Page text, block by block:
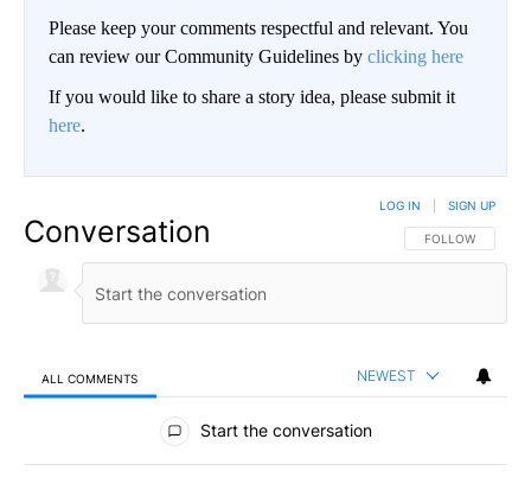
Please keep your comments respectful and relevant. You
can review our Community Guidelines by clicking here
If you would like to share a story idea, please submit it
here.
Conversation FOLLOW THIS
FOLLOW
LOG IN SIGN UP
ALL COMMENTS NEWEST
All Comments
Start the conversation